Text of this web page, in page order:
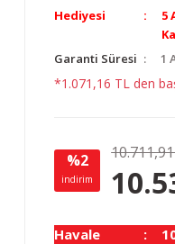
Hediyesi
5
Garanti Süresi
1
*1.071,16 TL den
%2
indirim
Havale